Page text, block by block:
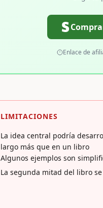
Enlace de
LIMITACIONES
La idea central podría
largo más que en un libro
Algunos ejemplos son
La segunda mitad del libro